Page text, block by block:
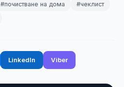
#почистване на дома
#чеклист
LinkedIn Viber